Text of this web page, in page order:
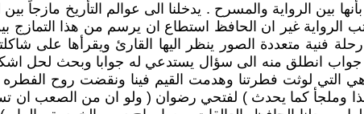
بين الرواية والمسرح . يدخلنا الى عوالم التأريخ مازجاً
الرواية غير ان الحافظ استطاع ان يرسم من هذا التمازج
فنية متعددة الصور ينظر اليها القارئ ويقرأها على
انطلق منه الى سؤال يستدعي له جوابا وبحث لحل
هي التي لوثت فطرتنا وهدمت القيم فينا ونقضت روح
وملجأ كما يحدث ) لفتحي رضوان ( ولو ان من الصعب